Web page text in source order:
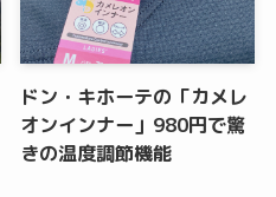
ドン・キホーテの「カメレ
オンインナー」980円で驚
きの温度調節機能